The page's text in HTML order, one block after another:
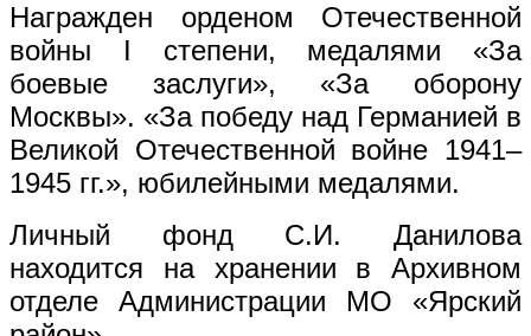
Награжден орденом Отечественной
войны I степени, медалями «За
боевые заслуги», «За оборону
Москвы». «За победу над Германией в
Великой Отечественной войне 1941–
1945 гг.», юбилейными медалями.
Личный фонд С.И. Данилова
находится на хранении в Архивном
отделе Администрации МО «Ярский